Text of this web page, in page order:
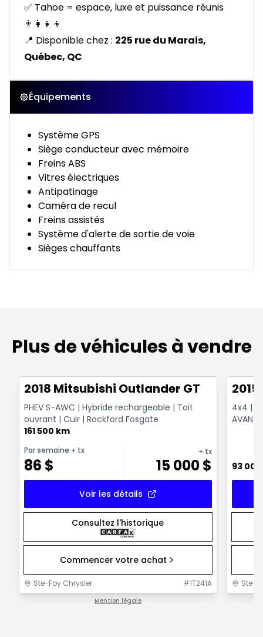
✅ Tahoe = espace, luxe et puissance réunis
👨‍👩‍👧‍👦
📍 Disponible chez : 225 rue du Marais,
Québec, QC
Équipements
Système GPS
Siège conducteur avec mémoire
Freins ABS
Vitres électriques
Antipatinage
Caméra de recul
Freins assistés
Système d'alerte de sortie de voie
Sièges chauffants
Plus de véhicules à vendre
2018 Mitsubishi Outlander GT
PHEV S-AWC | Hybride rechargeable | Toit
ouvrant | Cuir | Rockford Fosgate
161 500 km
Par semaine + tx
86 $
+ tx
15 000$
Voir les détails
Consultez l'historique
Commencer votre achat
Ste-Foy Chrysler #1T241A
Mention légale
4x4 |
AVANT
93
Ste-